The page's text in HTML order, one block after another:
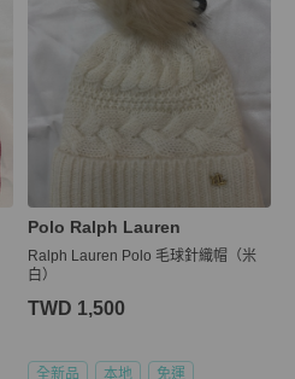
Polo Ralph Lauren
Ralph Lauren Polo 毛球針織帽（米
白）
TWD 1,500
全新品 本地 免運